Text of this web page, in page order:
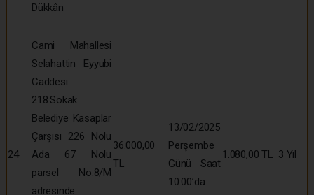
Dükkân
24
Cami Mahallesi
Selahattin Eyyubi
Caddesi
218.Sokak
Belediye Kasaplar
Çarşısı 226 Nolu
Ada 67 Nolu
parsel No:8/M
adresinde
36.000,00
TL
13/02/2025
Perşembe
Günü Saat
10:00’da
1.080,00 TL 3 Yıl